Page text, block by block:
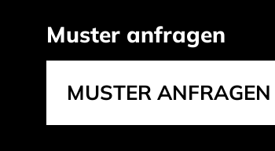
Muster anfragen
MUSTER